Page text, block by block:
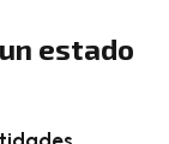
estado